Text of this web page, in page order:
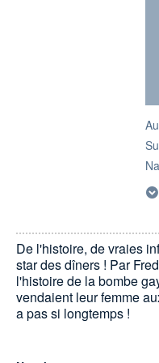
De l'histoire, de vraies
star des dîners ! Par
l'histoire de la bombe
vendaient leur femme
a pas si longtemps !